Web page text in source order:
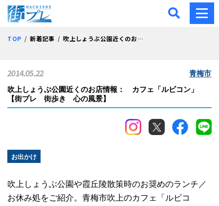
街プレ -東京・西多摩の
TOP 新着記事 吹上しょうぶ公園近くのお店情報： カフェ「ルビコン」【街プレ 街歩き 心の風景】
吹上しょうぶ公園近くのお店情報： カフェ「ルビコン」
【街プレ 街歩き 心の風景】
お出かけ
2014.05.22 青梅市
吹上しょうぶ公園や霞丘陵散策時のお奨めのランチ／
お休み処をご紹介。青梅市吹上のカフェ「ルビコ